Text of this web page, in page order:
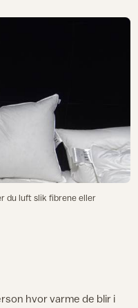
du luft slik fibrene eller
hvor varme de blir i